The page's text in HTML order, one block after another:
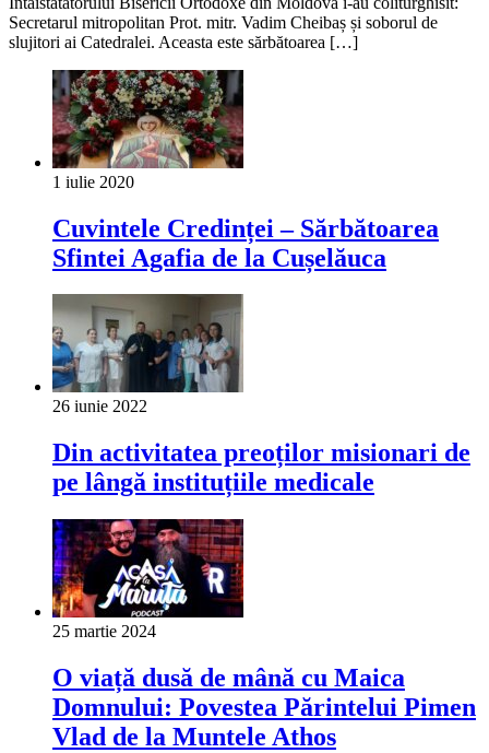
Secretarul mitropolitan Prot. mitr. Vadim Cheibaș și soborul de
slujitori ai Catedralei. Aceasta este sărbătoarea […]
1 iulie 2020
Cuvintele Credinței – Sărbătoarea
Sfintei Agafia de la Cușelăuca
26 iunie 2022
Din activitatea preoților misionari de
pe lângă instituțiile medicale
25 martie 2024
O viață dusă de mână cu Maica
Domnului: Povestea Părintelui Pimen
Vlad de la Muntele Athos